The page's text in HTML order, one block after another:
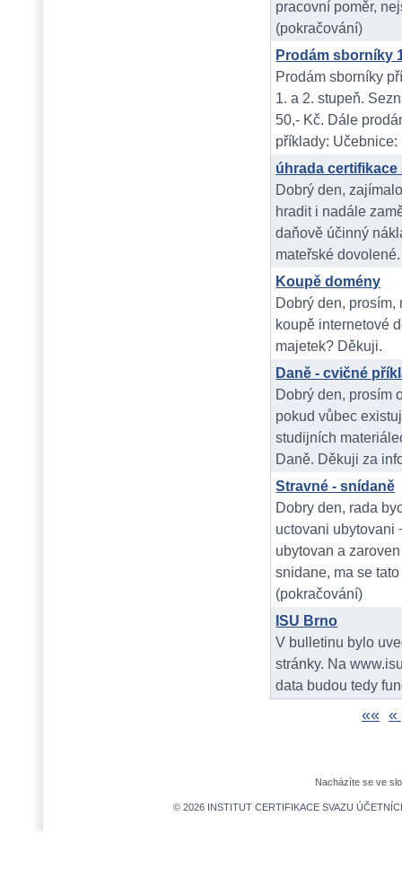
pracovní poměr,
(pokračování)
Prodám sborníky
Prodám sborníky
1. a 2. stupeň.
50,- Kč. Dále
příklady: Učebnice:
úhrada certifikace
Dobrý den,
hradit i nadále
daňově účinný
mateřské
Koupě domény
Dobrý den, prosím,
koupě internetové
majetek? Děkuji.
Daně - cvičné
Dobrý den, prosím
pokud vůbec
studijních
Daně. Děkuji za
Stravné - snídaně
Dobry den, rada
uctovani ubytovani
ubytovan a
snidane, ma se
(pokračování)
ISU Brno
V bulletinu bylo
stránky. Na
data budou tedy
«« «
Nacházíte se ve
© 2026 INSTITUT CERTIFIKACE SVAZU